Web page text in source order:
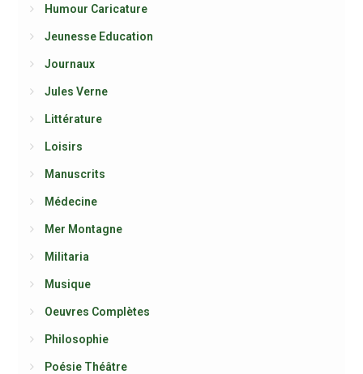
Humour Caricature
Jeunesse Education
Journaux
Jules Verne
Littérature
Loisirs
Manuscrits
Médecine
Mer Montagne
Militaria
Musique
Oeuvres Complètes
Philosophie
Poésie Théâtre